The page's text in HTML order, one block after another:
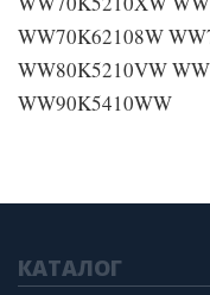
КАТАЛОГ